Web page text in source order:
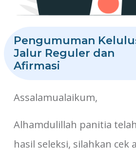
Pengumuman
Jalur Reguler dan
Assalamualaikum,
Alhamdulillah panitia
hasil seleksi, silahkan cek